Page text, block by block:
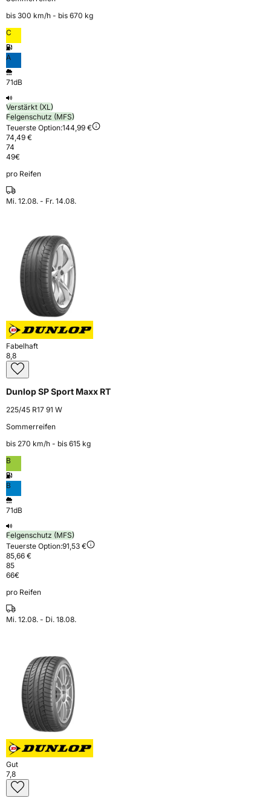
bis 300 km⁠/⁠h - bis 670 kg
C
A
71dB
Verstärkt (XL)
Felgenschutz (MFS)
Teuerste Option:144,99 €
74,49 €
74
49€
pro Reifen
Mi. 12.08. - Fr. 14.08.
Fabelhaft
8,8
Dunlop SP Sport Maxx RT
225/45 R17 91 W
Sommerreifen
bis 270 km⁠/⁠h - bis 615 kg
B
B
71dB
Felgenschutz (MFS)
Teuerste Option:91,53 €
85,66 €
85
66€
pro Reifen
Mi. 12.08. - Di. 18.08.
Gut
7,8